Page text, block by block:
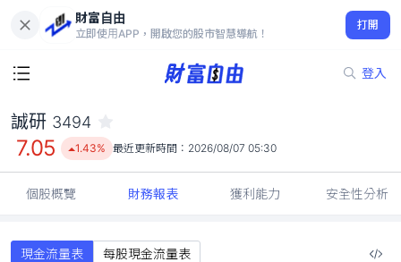
財富自由
立即使用APP，開啟您的股市智慧導航！
打開
登入
7.05
1.43%
誠研 3494
7.05 1.43% 最近更新時間： 2026/08/07 05:30
個股概覽 財務報表 獲利能力 安全性分析
現金流量表 每股現金流量表